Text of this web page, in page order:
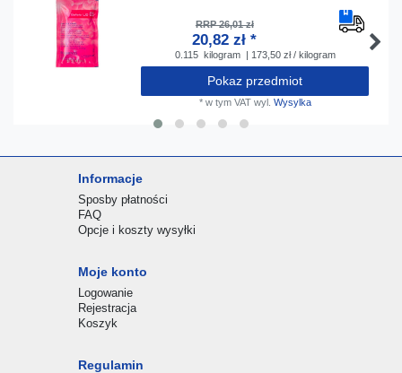
RRP 26,01 zł
20,82 zł *
0.115 kilogram | 173,50 zł / kilogram
Pokaz przedmiot
* w tym VATwyl. Wysylka
Informacje
Sposby płatności
FAQ
Opcje i koszty wysyłki
Moje konto
Logowanie
Rejestracja
Koszyk
Regulamin